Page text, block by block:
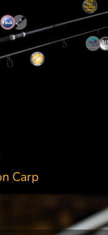
Fuji:
wielu wędek Sportex.
wysoka jakość
poprostu Fuji!
ugina się od szczytówki
wyżej połowy blanku.
część blanku ma tzw.
kręgosłup”.
• pewne zacięcie przy
wyrzutach
Japoński materiał
węglowego. Na
wędek składają się
surowce SPORTEX.
wysokiej jakości
wysoko modułowy
podstawę naszych
Klasyczne
Bardzo stabilna i
rozmiary idealnie
Carp